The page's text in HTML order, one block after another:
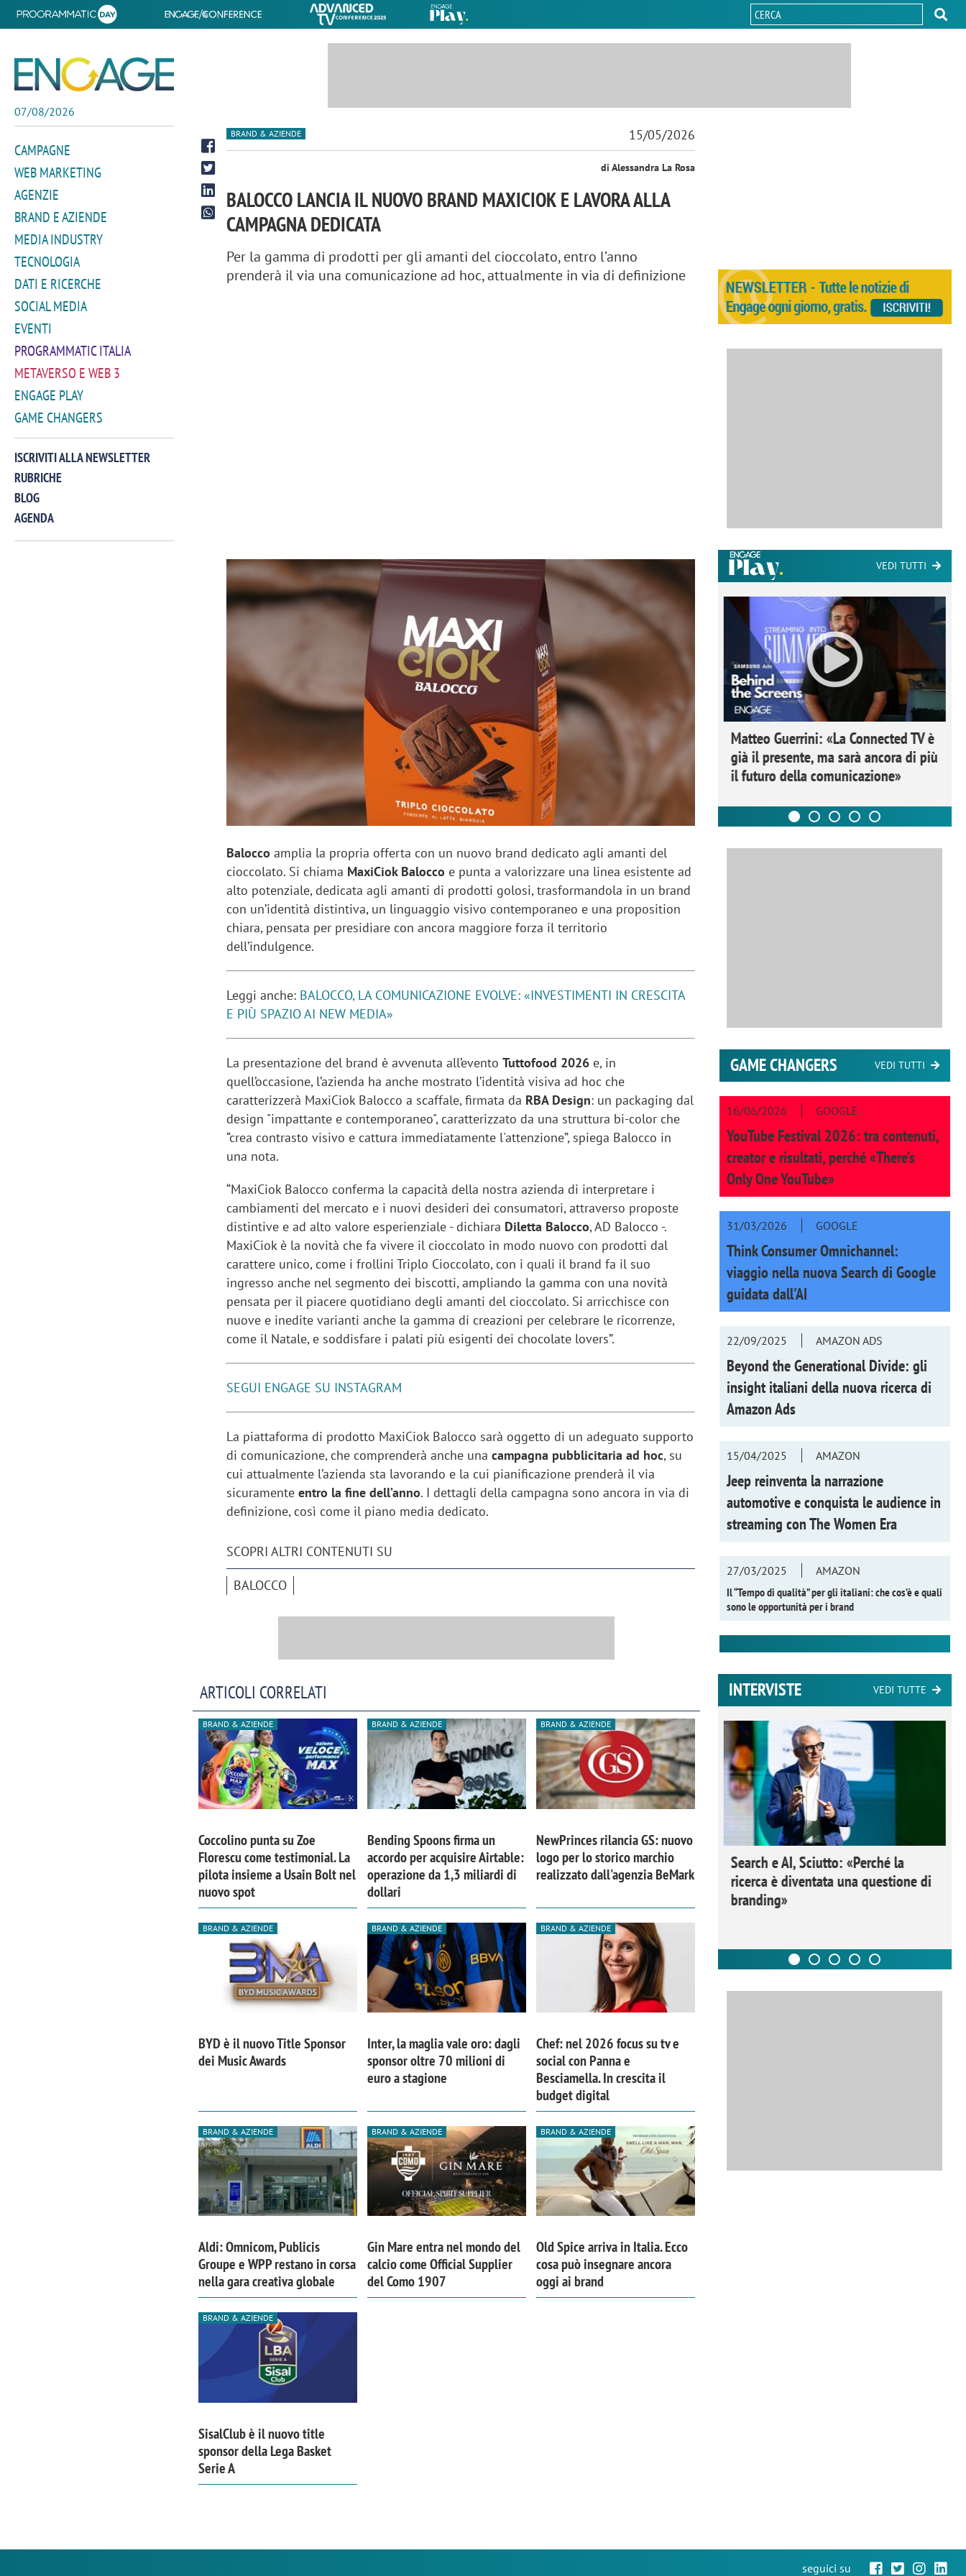
07/08/2026
CAMPAGNE
WEB MARKETING
AGENZIE
BRAND E AZIENDE
MEDIA INDUSTRY
TECNOLOGIA
DATI E RICERCHE
SOCIAL MEDIA
EVENTI
PROGRAMMATIC ITALIA
METAVERSO E WEB 3
ENGAGE PLAY
GAME CHANGERS
ISCRIVITI ALLA NEWSLETTER
RUBRICHE
BLOG
AGENDA
BRAND & AZIENDE 15/05/2026
di Alessandra La Rosa
BALOCCO LANCIA IL NUOVO BRAND MAXICIOK E LAVORA ALLA
CAMPAGNA DEDICATA
Per la gamma di prodotti per gli amanti del cioccolato, entro l’anno
prenderà il via una comunicazione ad hoc, attualmente in via di definizione
Balocco amplia la propria offerta con un nuovo brand dedicato agli amanti del
cioccolato. Si chiama MaxiCiok Balocco e punta a valorizzare una linea esistente ad
alto potenziale, dedicata agli amanti di prodotti golosi, trasformandola in un brand
con un’identità distintiva, un linguaggio visivo contemporaneo e una proposition
chiara, pensata per presidiare con ancora maggiore forza il territorio
dell’indulgence.
Leggi anche: BALOCCO, LA COMUNICAZIONE EVOLVE: «INVESTIMENTI IN CRESCITA
E PIÙ SPAZIO AI NEW MEDIA»
La presentazione del brand è avvenuta all’eventoTuttofood 2026 e, in
quell’occasione, l’azienda ha anche mostrato l’identità visiva ad hoc che
caratterizzerà MaxiCiok Balocco a scaffale, firmata da RBA Design: un packaging dal
design "impattante e contemporaneo", caratterizzato da una struttura bi-color che
“crea contrasto visivo e cattura immediatamente l'attenzione”, spiega Balocco in
una nota.
“MaxiCiok Balocco conferma la capacità della nostra azienda di interpretare i
cambiamenti del mercato e i nuovi desideri dei consumatori, attraverso proposte
distintive e ad alto valore esperienziale - dichiara Diletta Balocco, AD Balocco -.
MaxiCiok è la novità che fa vivere il cioccolato in modo nuovo con prodotti dal
carattere unico, come i frollini Triplo Cioccolato, con i quali il brand fa il suo
ingresso anche nel segmento dei biscotti, ampliando la gamma con una novità
pensata per il piacere quotidiano degli amanti del cioccolato. Si arricchisce con
nuove e inedite varianti anche la gamma di creazioni per celebrare le ricorrenze,
come il Natale, e soddisfare i palati più esigenti dei chocolate lovers”.
SEGUI ENGAGE SU INSTAGRAM
La piattaforma di prodotto MaxiCiok Balocco sarà oggetto di un adeguato supporto
di comunicazione, che comprenderà anche unacampagna pubblicitaria ad hoc, su
cui attualmente l’azienda sta lavorando e la cui pianificazione prenderà il via
sicuramenteentro la fine dell’anno. I dettagli della campagna sono ancora in via di
definizione, così come il piano media dedicato.
SCOPRI ALTRI CONTENUTI SU
BALOCCO
ARTICOLI CORRELATI
BRAND & AZIENDE
Coccolino punta su Zoe
Florescu come testimonial. La
pilota insieme a Usain Bolt nel
nuovo spot
BRAND & AZIENDE
Bending Spoons firma un
accordo per acquisire Airtable:
operazione da 1,3 miliardi di
dollari
BRAND & AZIENDE
NewPrinces rilancia GS: nuovo
logo per lo storico marchio
realizzato dall'agenzia BeMark
BRAND & AZIENDE
BYD è il nuovo Title Sponsor
dei Music Awards
BRAND & AZIENDE
Inter, la maglia vale oro: dagli
sponsor oltre 70 milioni di
euro a stagione
BRAND & AZIENDE
Chef: nel 2026 focus su tv e
social con Panna e
Besciamella. In crescita il
budget digital
BRAND & AZIENDE
Aldi: Omnicom, Publicis
Groupe e WPP restano in corsa
nella gara creativa globale
BRAND & AZIENDE
Gin Mare entra nel mondo del
calcio come Official Supplier
del Como 1907
BRAND & AZIENDE
Old Spice arriva in Italia. Ecco
cosa può insegnare ancora
oggi ai brand
BRAND & AZIENDE
SisalClub è il nuovo title
sponsor della Lega Basket
Serie A
VEDI TUTTI
Perez, Samsung Ads: «L'Italia è un
mercato strategico e continuerà a
crescere»
Networking agli eventi: come la
startup Kicè punta a eliminare lo
"spreco di relazioni"
Matteo Guerrini: «La Connected TV è
già il presente, ma sarà ancora di più
il futuro della comunicazione»
GAME CHANGERS VEDI TUTTI
16/06/2026 GOOGLE
YouTube Festival 2026: tra contenuti,
creator e risultati, perché «There’s
Only One YouTube»
31/03/2026 GOOGLE
Think Consumer Omnichannel:
viaggio nella nuova Search di Google
guidata dall'AI
22/09/2025 AMAZON ADS
Beyond the Generational Divide: gli
insight italiani della nuova ricerca di
Amazon Ads
15/04/2025 AMAZON
Jeep reinventa la narrazione
automotive e conquista le audience in
streaming conThe Women Era
27/03/2025
AMAZON
Il “Tempo di qualità” per gli italiani: che cos’è e quali
sono le opportunità per i brand
INTERVISTE VEDI TUTTE
comunicazione crea un brand food:
«Marketing e prodotto devono
Emanuele Viora di Deloitte Digital:
«La creatività resta centrale, l’AI deve
amplificare il talento»
Ricerche di mercato. Neri, Ipsos
Doxa: «Non basta più descrivere i
tradurli in azioni»
Search e AI, Sciutto: «Perché la
ricerca è diventata una questione di
branding»
seguici su